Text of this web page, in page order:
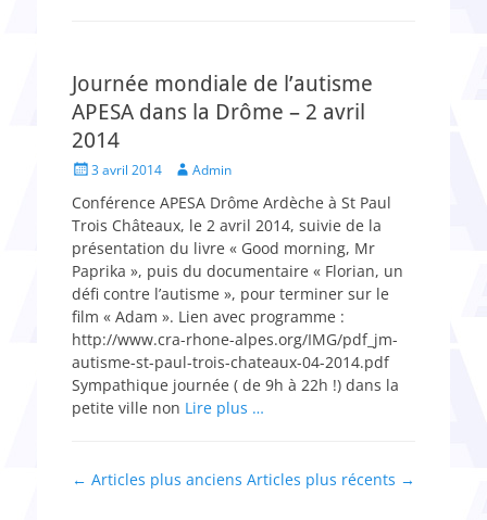
Journée mondiale de l’autisme
APESA dans la Drôme – 2 avril
2014
Posted3 avril 2014 Author
Admin
Conférence APESA Drôme Ardèche à St Paul
Trois Châteaux, le 2 avril 2014, suivie de la
présentation du livre « Good morning, Mr
Paprika », puis du documentaire « Florian, un
défi contre l’autisme », pour terminer sur le
film « Adam ». Lien avec programme :
http://www.cra-rhone-alpes.org/IMG/pdf_jm-
autisme-st-paul-trois-chateaux-04-2014.pdf
Sympathique journée ( de 9h à 22h !) dans la
petite ville non Lire plus …
Navigation
← Articles plus anciens Articles plus récents →